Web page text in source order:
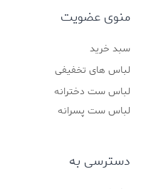
منوی عضویت
سبد خرید
لباس های تخفیفی
لباس ست دخترانه
لباس ست پسرانه
دسترسی به